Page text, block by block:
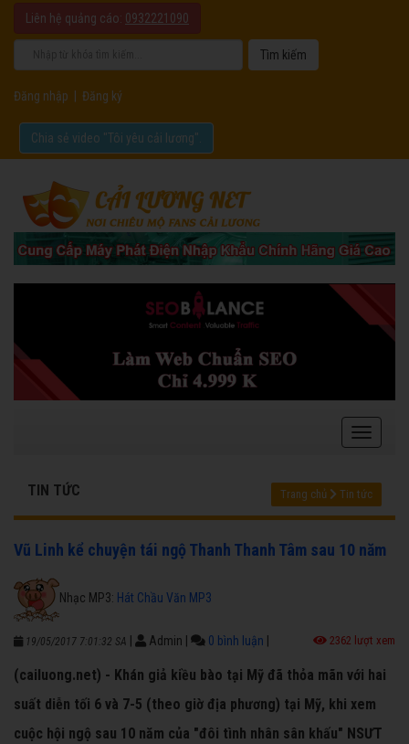
Liên hệ quảng cáo: 0932221090
Đăng nhập Đăng ký
Chia sẻ video "Tôi yêu cải lương".
TIN TỨC Trang chủ Tin tức
Vũ Linh kể chuyện tái ngộ Thanh Thanh Tâm sau 10 năm
Nhạc MP3: Hát Chầu Văn MP3
19/05/2017 7:01:32 SA Admin 0 bình luận 2362 lượt xem
(cailuong.net) - Khán giả kiều bào tại Mỹ đã thỏa mãn với hai
suất diễn tối 6 và 7-5 (theo giờ địa phương) tại Mỹ, khi xem
cuộc hội ngộ sau 10 năm của "đôi tình nhân sân khấu" NSƯT